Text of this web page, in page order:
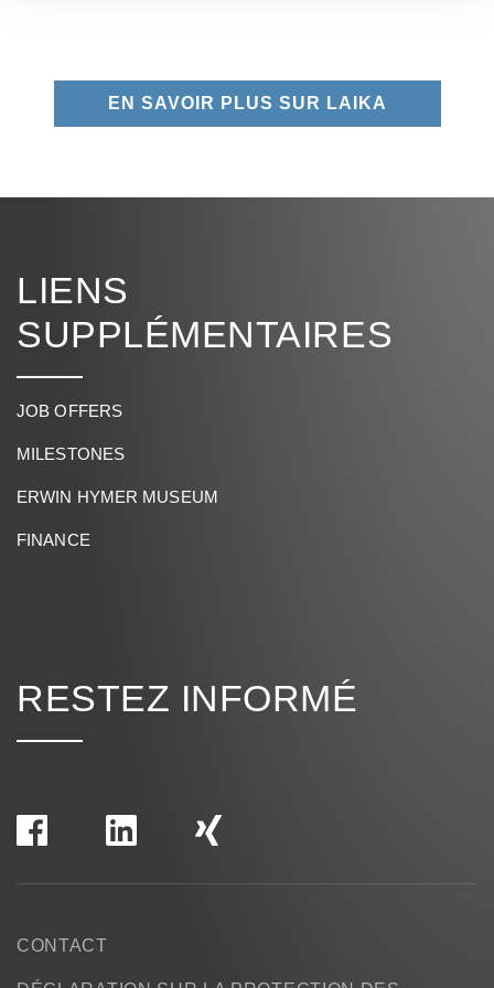
EN SAVOIR PLUS SUR LAIKA
LIENS
SUPPLÉMENTAIRES
JOB OFFERS
MILESTONES
ERWIN HYMER MUSEUM
FINANCE
RESTEZ INFORMÉ
CONTACT